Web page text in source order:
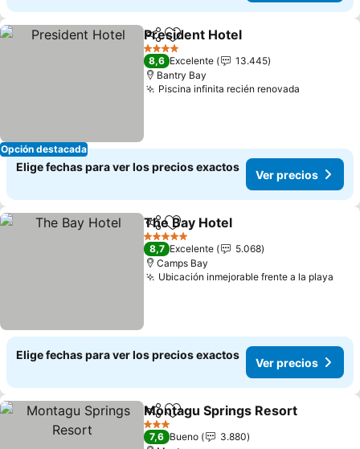
Opción destacada
CompartirAgregar a favoritos
President Hotel
4 Estrellas
8,6 Excelente
13.445
Bantry Bay
Piscina infinita recién renovada
Elige fechas para ver los precios exactos
Ver precios
Compartir
Agregar a favoritos
The Bay Hotel
5 Estrellas
8,7 Excelente
5.068
Camps Bay
Ubicación inmejorable frente a la playa
Elige fechas para ver los precios exactos
Ver precios
CompartirAgregar a favoritos
Montagu Springs Resort
3 Estrellas
7,6 Bueno
3.880